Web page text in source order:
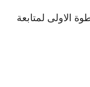
الاولى لمتابعة